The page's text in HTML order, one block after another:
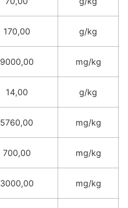
170,00 g/kg
9000,00 mg/kg
14,00 g/kg
5760,00 mg/kg
700,00 mg/kg
3000,00 mg/kg